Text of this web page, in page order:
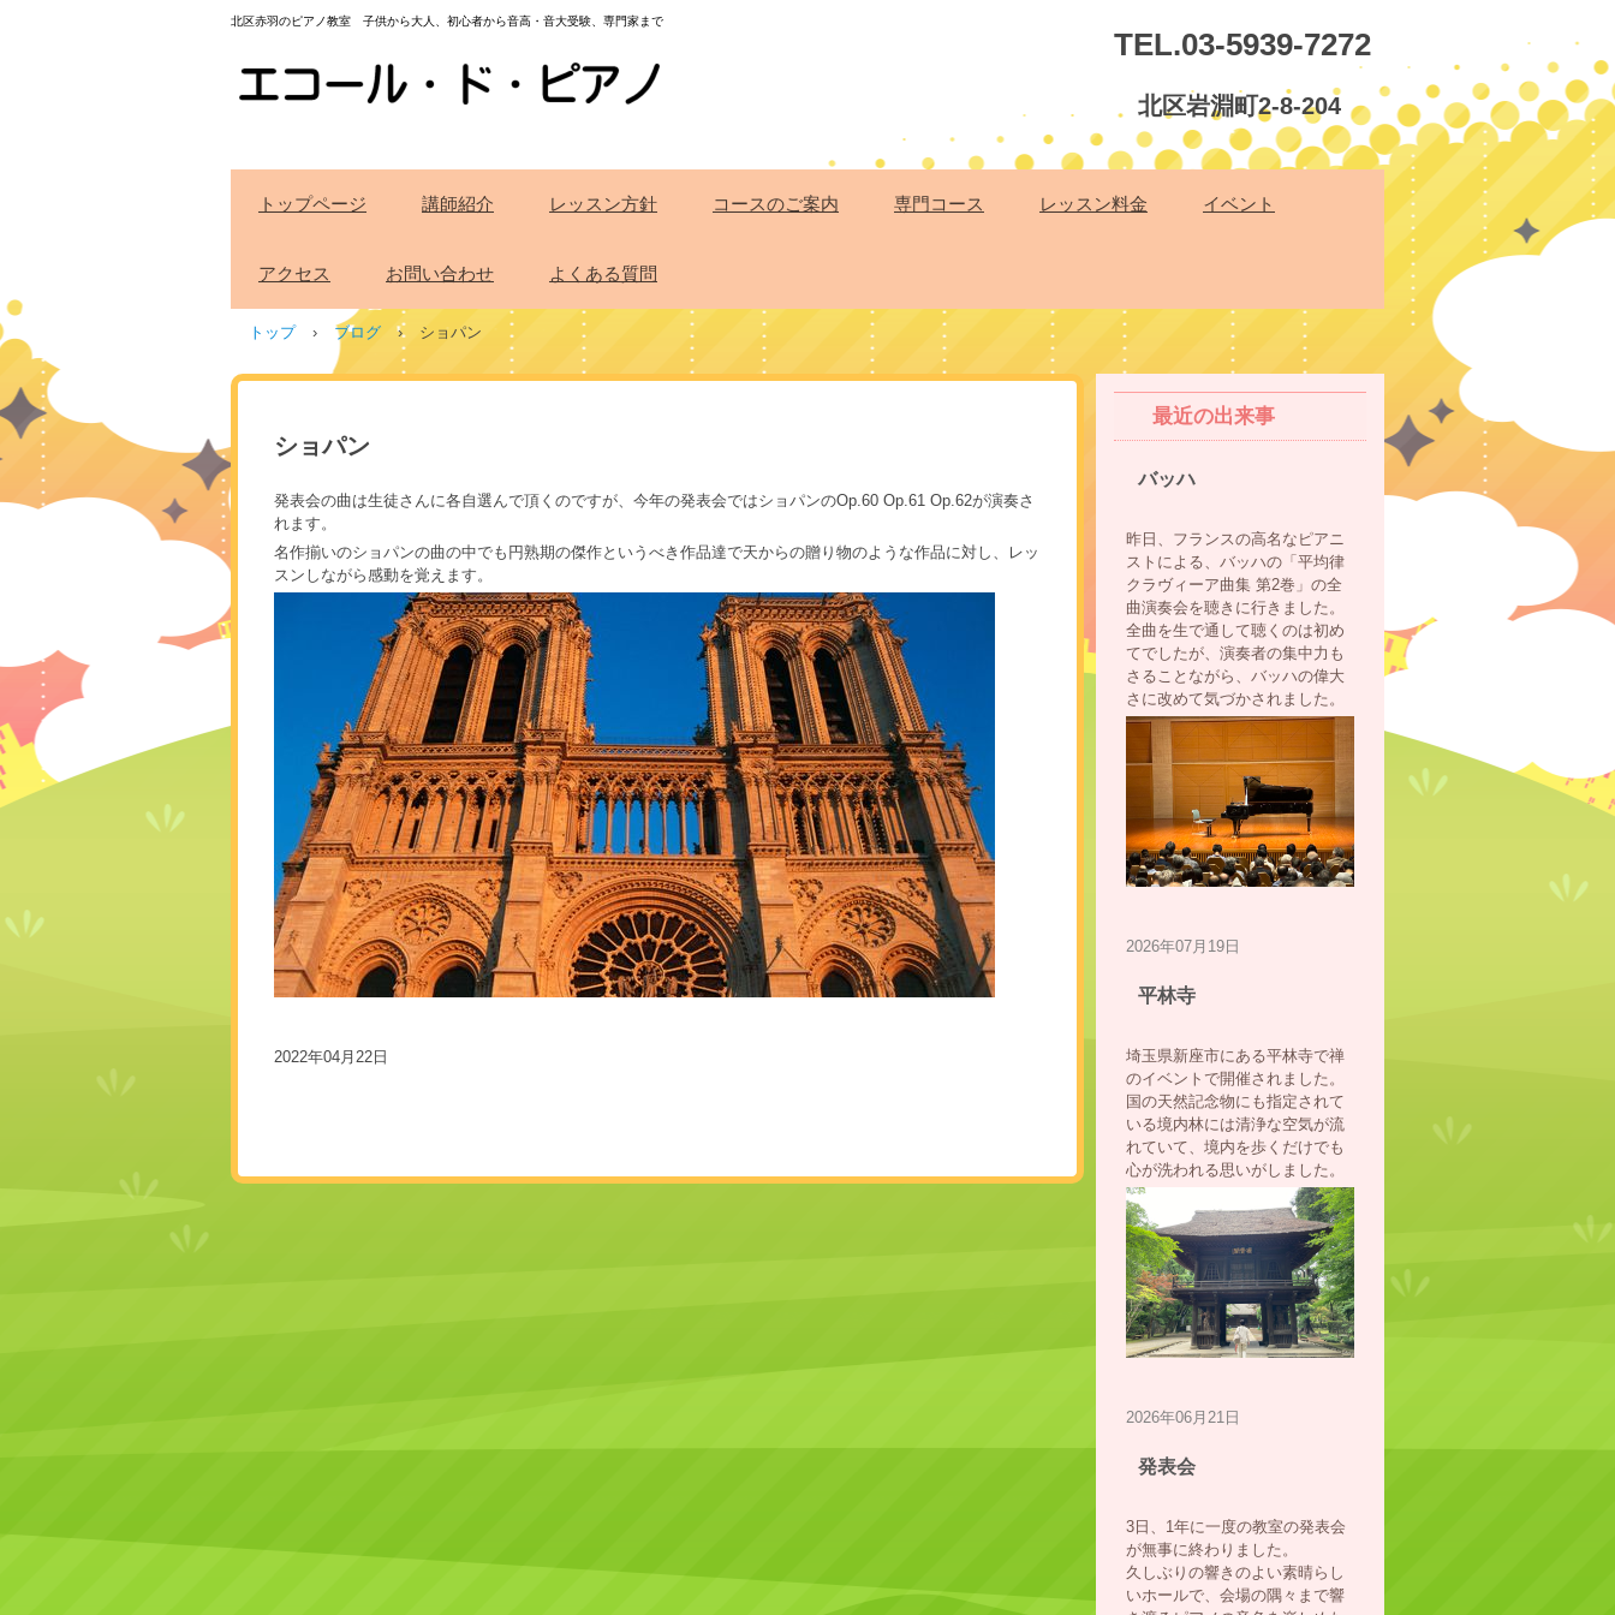
北区赤羽のピアノ教室 子供から大人、初心者から音高・音大受験、専門家まで
TEL.03-5939-7272
北区岩淵町2-8-204
トップページ 講師紹介 レッスン方針 コースのご案内 専門コース レッスン料金 イベント
アクセス お問い合わせ よくある質問
トップ › ブログ › ショパン
ショパン
発表会の曲は生徒さんに各自選んで頂くのですが、今年の発表会ではショパンのOp.60 Op.61 Op.62が演奏さ
れます。
名作揃いのショパンの曲の中でも円熟期の傑作というべき作品達で天からの贈り物のような作品に対し、レッ
スンしながら感動を覚えます。
2022年04月22日
最近の出来事
バッハ
昨日、フランスの高名なピアニ
ストによる、バッハの「平均律
クラヴィーア曲集 第2巻」の全
曲演奏会を聴きに行きました。
全曲を生で通して聴くのは初め
てでしたが、演奏者の集中力も
さることながら、バッハの偉大
さに改めて気づかされました。
2026年07月19日
平林寺
埼玉県新座市にある平林寺で禅
のイベントで開催されました。
国の天然記念物にも指定されて
いる境内林には清浄な空気が流
れていて、境内を歩くだけでも
心が洗われる思いがしました。
2026年06月21日
発表会
3日、1年に一度の教室の発表会
が無事に終わりました。
久しぶりの響きのよい素晴らし
いホールで、会場の隅々まで響